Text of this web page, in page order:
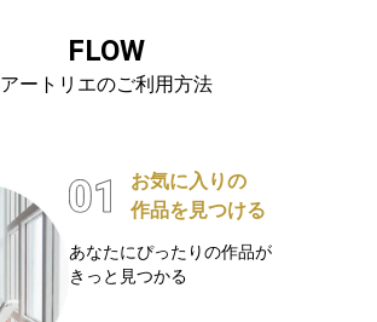
FLOW
アートリエのご利用方法
お気に入りの
作品を見つける
あなたにぴったりの作品が
きっと見つかる